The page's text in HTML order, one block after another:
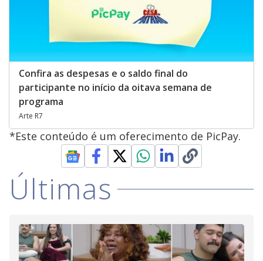
Confira as despesas e o saldo final do
participante no início da oitava semana de
programa
Arte R7
*Este conteúdo é um oferecimento de PicPay.
Últimas